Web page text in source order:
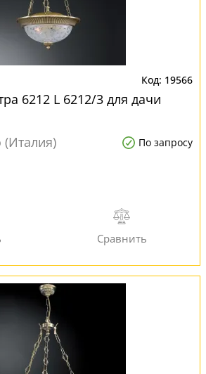
19566
6212 L 6212/3 для дачи
(Италия) По запросу